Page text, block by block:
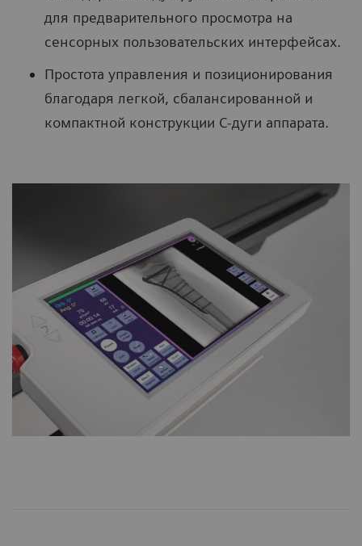
для предварительного просмотра на
сенсорных пользовательских интерфейсах.
Простота управления и позиционирования
благодаря легкой, сбалансированной и
компактной конструкции С-дуги аппарата.